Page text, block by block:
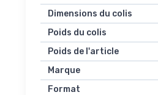
Dimensions du colis
Poids du colis
Poids de l'article
Marque
Format